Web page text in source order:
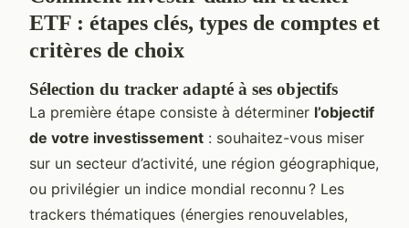
ETF : étapes clés, types de comptes et
critères de choix
Sélection du tracker adapté à ses objectifs
La première étape consiste à déterminer l’objectif
de votre investissement : souhaitez-vous miser
sur un secteur d’activité, une région géographique,
ou privilégier un indice mondial reconnu ? Les
trackers thématiques (énergies renouvelables,